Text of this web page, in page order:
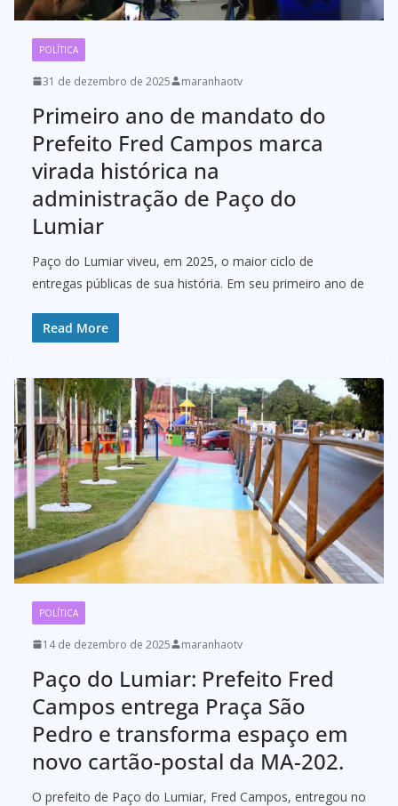
POLÍTICA
31 de dezembro de 2025 maranhaotv
Primeiro ano de mandato do
Prefeito Fred Campos marca
virada histórica na
administração de Paço do
Lumiar
Paço do Lumiar viveu, em 2025, o maior ciclo de
entregas públicas de sua história. Em seu primeiro ano de
Read More
POLÍTICA
14 de dezembro de 2025 maranhaotv
Paço do Lumiar: Prefeito Fred
Campos entrega Praça São
Pedro e transforma espaço em
novo cartão-postal da MA-202.
O prefeito de Paço do Lumiar, Fred Campos, entregou no